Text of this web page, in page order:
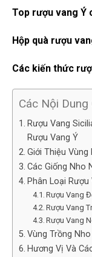
Top rượu vang Ý
Hộp quà rượu
Các kiến thức
Các Nội Dung
Rượu Vang
Rượu Vang Ý
Giới Thiệu Vùng
Các Giống Nho
Phân Loại
Rượu Vang
Rượu Vang
Rượu Vang
Vùng Trồng
Hương Vị Và